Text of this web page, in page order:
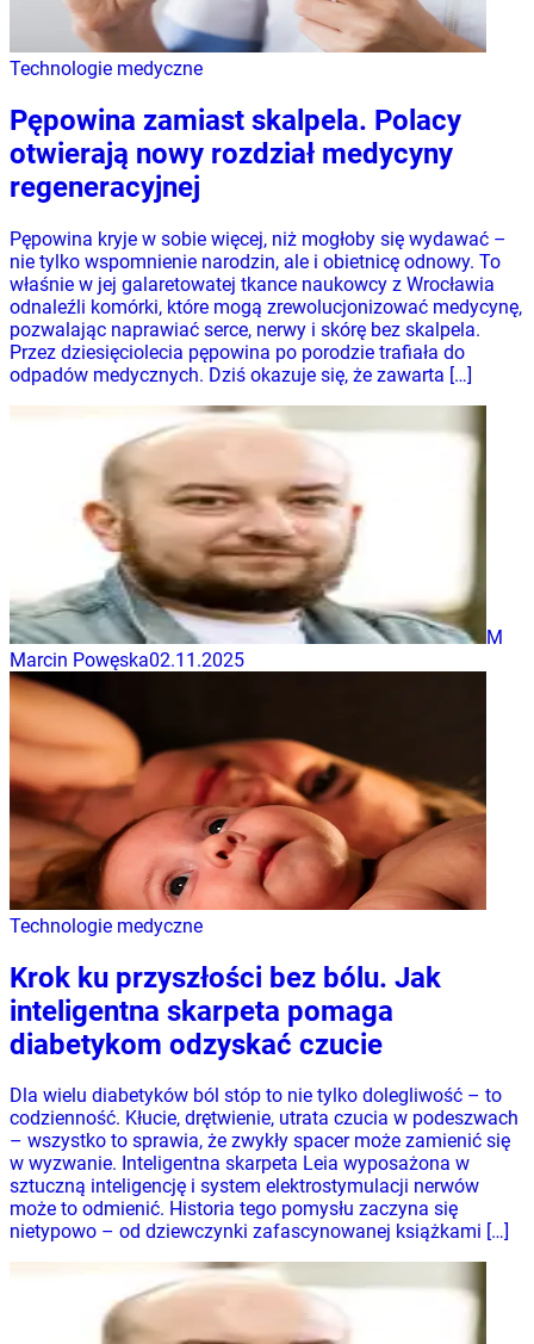
Technologie medyczne
Pępowina zamiast skalpela. Polacy
otwierają nowy rozdział medycyny
regeneracyjnej
Pępowina kryje w sobie więcej, niż mogłoby się wydawać –
nie tylko wspomnienie narodzin, ale i obietnicę odnowy. To
właśnie w jej galaretowatej tkance naukowcy z Wrocławia
odnaleźli komórki, które mogą zrewolucjonizować medycynę,
pozwalając naprawiać serce, nerwy i skórę bez skalpela.
Przez dziesięciolecia pępowina po porodzie trafiała do
odpadów medycznych. Dziś okazuje się, że zawarta […]
M
Marcin Powęska02.11.2025
Technologie medyczne
Krok ku przyszłości bez bólu. Jak
inteligentna skarpeta pomaga
diabetykom odzyskać czucie
Dla wielu diabetyków ból stóp to nie tylko dolegliwość – to
codzienność. Kłucie, drętwienie, utrata czucia w podeszwach
– wszystko to sprawia, że zwykły spacer może zamienić się
w wyzwanie. Inteligentna skarpeta Leia wyposażona w
sztuczną inteligencję i system elektrostymulacji nerwów
może to odmienić. Historia tego pomysłu zaczyna się
nietypowo – od dziewczynki zafascynowanej książkami […]